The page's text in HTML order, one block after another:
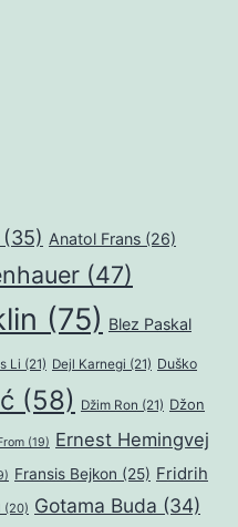
(35) Anatol Frans (26)
(47)
(75) Blez Paskal
Li (21) Dejl Karnegi (21) Duško
(58) Džim Ron (21) Džon
(19) Ernest Hemingvej
Fransis Bejkon (25) Fridrih
(20) Gotama Buda (34)